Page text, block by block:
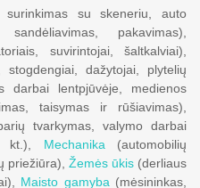
surinkimas su skeneriu, auto
pakavimas),
suvirintojai, šaltkalviai),
stogdengiai, dažytojai, plytelių
darbai lentpjūvėje, medienos
taisymas ir rūšiavimas),
tvarkymas, valymo darbai
kt.), Mechanika(automobilių
priežiūra), Žemės ūkis (derliaus
Maisto gamyba(mėsininkas,